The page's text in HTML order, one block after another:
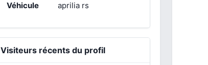
Véhicule aprilia rs
Visiteurs récents du profil